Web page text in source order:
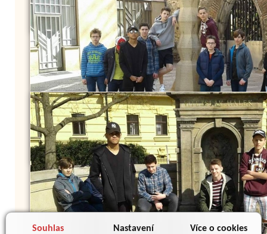
Souhlas Nastavení Více o cookies